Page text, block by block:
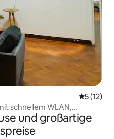
5 (12)
schnellem WLAN,
und großartige